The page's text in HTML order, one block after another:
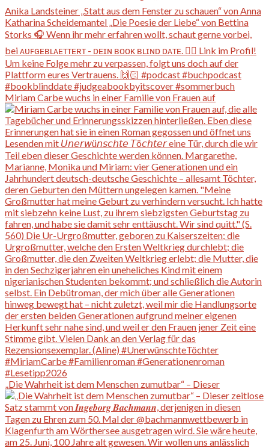
Miriam Carbe wuchs in einer Familie von Frauen auf
„Die Wahrheit ist dem Menschen zumutbar“ – Dieser